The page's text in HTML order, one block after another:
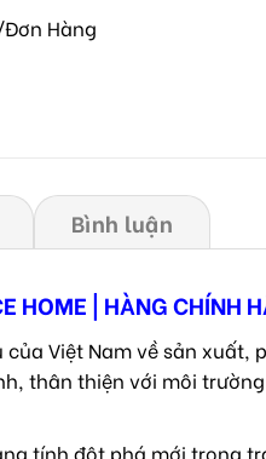
Hàng
Bình luận
HOME | HÀNG CHÍNH
của Việt Nam về sản
thân thiện với môi
tính đột phá mới trong